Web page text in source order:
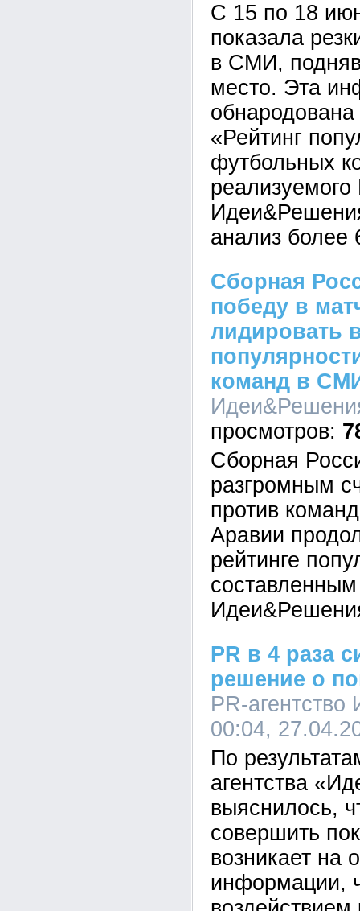
С 15 по 18
показала
в СМИ,
место. Эта
«Рейтинг
футбольных
реализуемого
анализ более
Сборная
победу в
лидировать
команд в
Сборная
разгромным
против
Аравии
рейтинге
PR в 4 раза
решение о
PR-
00:04,
По
агентства
выяснилось,
совершить
возникает на
информации,